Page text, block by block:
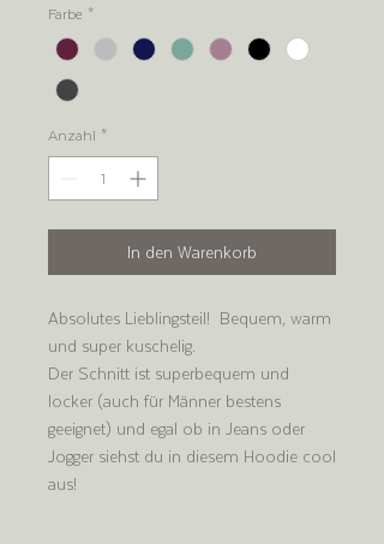
Farbe *
Anzahl *
In den Warenkorb
Absolutes Lieblingsteil! Bequem, warm
und super kuschelig.
Der Schnitt ist superbequem und
locker (auch für Männer bestens
geeignet) und egal ob in Jeans oder
Jogger siehst du in diesem Hoodie cool
aus!